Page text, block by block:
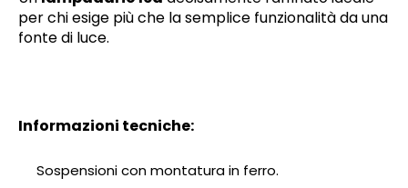
per chi esige più che la semplice funzionalità da una
fonte di luce.
Informazioni tecniche:
Sospensioni con montatura in ferro.